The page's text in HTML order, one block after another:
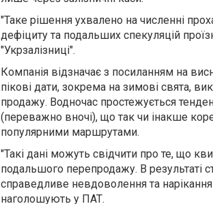
"Таке рішення ухвалено на численні
дефіциту та подальших спекуляцій
"Укрзалізниці".
Компанія відзначає з посиланням на
пікові дати, зокрема на зимові свята,
продажу. Водночас простежується
(переважно вночі), що так чи інакше
популярними маршрутами.
"Такі дані можуть свідчити про те, що
подальшого перепродажу. В результаті
справедливе невдоволення та
наголошують у ПАТ.